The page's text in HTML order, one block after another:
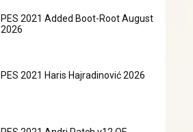
PES 2021 Added Boot-Root August
2026
PES 2021 Haris Hajradinović 2026